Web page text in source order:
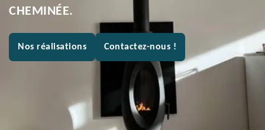
CHEMINÉE.
Nos réalisations Contactez-nous !